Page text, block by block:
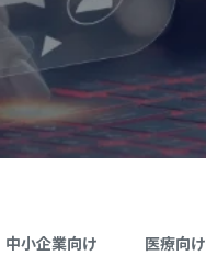
中小企業向け 医療向け